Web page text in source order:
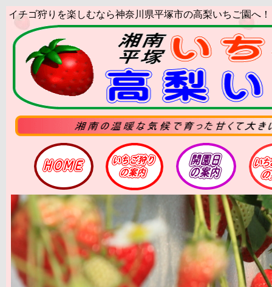
イチゴ狩りを楽しむなら神奈川県平塚市の高梨いちご園へ